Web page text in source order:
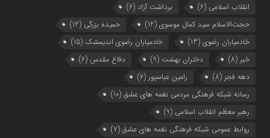
انقلاب اسلامی (6) برداشت آزاد (6)
حجت‌الاسلام سید کمال موسوی (12) حمیده بزرگی (12)
خادمیاران رضوی (13) خادمیاران رضوی اندیمشک (15)
خبر (8) دختران بهشت (9) دفاع مقدس (6)
دهه فجر (8) رامین عباسپور (6)
رسانه شبکه فرهنگی مردمی نغمه های عشق (10)
رهبر معظم انقلاب اسلامی (9)
روابط عمومی شبکه فرهنگی نغمه های عشق (7)